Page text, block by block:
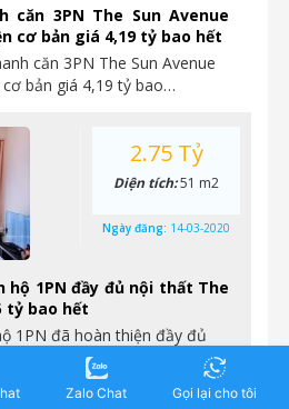
căn 3PN The Sun Avenue
cơ bản giá 4,19 tỷ bao hết
căn 3PN The Sun Avenue
bản giá 4,19 tỷ bao…
hộ 1PN đầy đủ nội thất The
tỷ bao hết
1PN đã hoàn thiện đầy đủ
quận 2 Diện tích: 51m2
2.75 Tỷ
Diện tích:51 m2
Ngày đăng: 14-03-2020
Zalo Chat Gọi lại cho tôi